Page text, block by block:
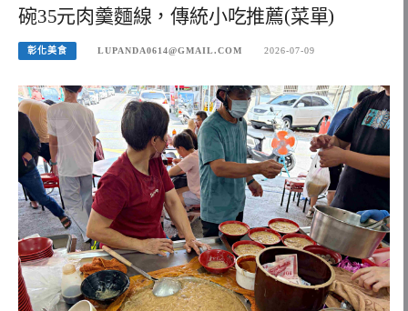
碗35元肉羹麵線，傳統小吃推薦(菜單)
彰化美食 LUPANDA0614@GMAIL.COM 2026-07-09